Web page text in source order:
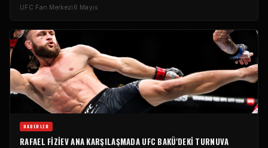
UFC Fan Merkezi 6 Mayıs
HABERLER
RAFAEL FIZIEV ANA KARŞILAŞMADA UFC BAKÜ'DEKI TURNUVA